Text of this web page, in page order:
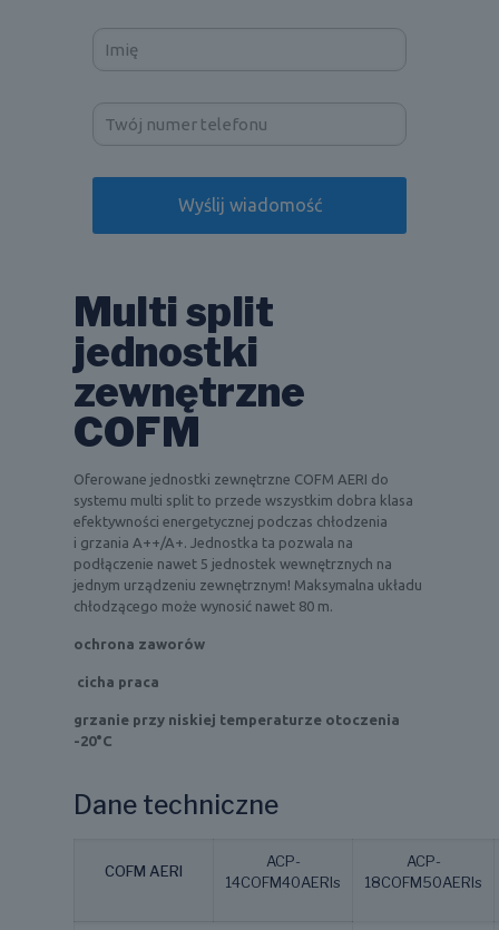
Multi split
jednostki
zewnętrzne
COFM
Oferowane jednostki zewnętrzne COFM AERI do
systemu multi split to przede wszystkim dobra klasa
efektywności energetycznej podczas chłodzenia
i grzania A++/A+. Jednostka ta pozwala na
podłączenie nawet 5 jednostek wewnętrznych na
jednym urządzeniu zewnętrznym! Maksymalna układu
chłodzącego może wynosić nawet 80 m.
ochrona zaworów
cicha praca
grzanie przy niskiej temperaturze otoczenia
-20°C
Dane techniczne
COFM AERI
ACP-
14COFM40AERIs
ACP-
18COFM50AERIs